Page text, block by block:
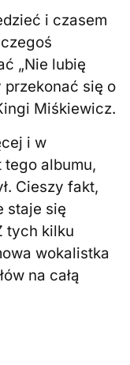
i czasem
„Nie lubię
przekonać się o
Miśkiewicz.
i w
tego albumu,
Cieszy fakt,
staje się
tych kilku
wokalistka
na całą